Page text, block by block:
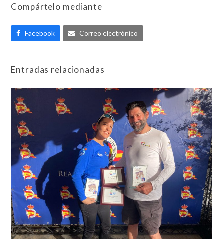
Compártelo mediante
Facebook Correo electrónico
Entradas relacionadas